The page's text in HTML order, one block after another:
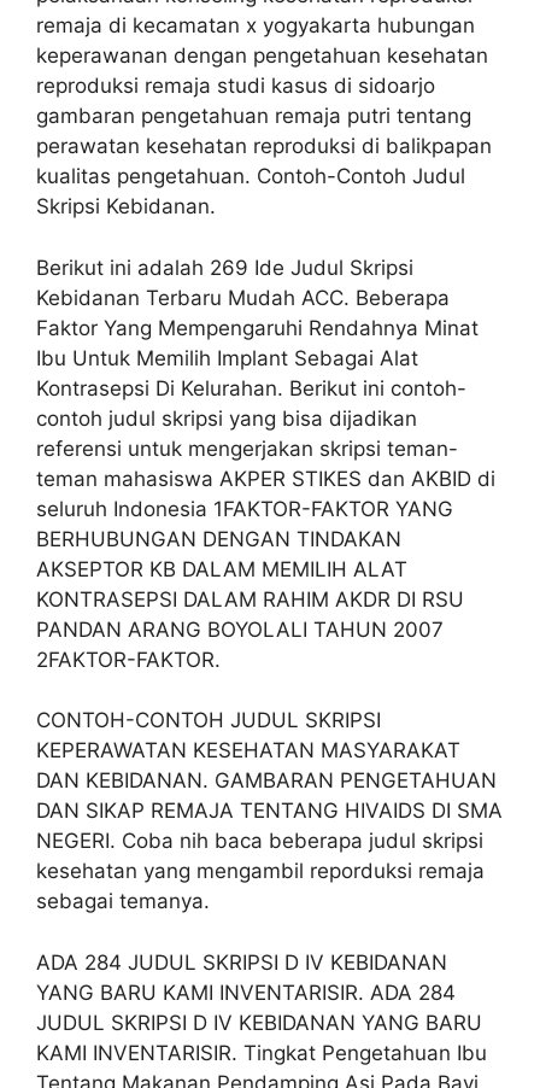
remaja di kecamatan x yogyakarta hubungan
keperawanan dengan pengetahuan kesehatan
reproduksi remaja studi kasus di sidoarjo
gambaran pengetahuan remaja putri tentang
perawatan kesehatan reproduksi di balikpapan
kualitas pengetahuan. Contoh-Contoh Judul
Skripsi Kebidanan.
Berikut ini adalah 269 Ide Judul Skripsi
Kebidanan Terbaru Mudah ACC. Beberapa
Faktor Yang Mempengaruhi Rendahnya Minat
Ibu Untuk Memilih Implant Sebagai Alat
Kontrasepsi Di Kelurahan. Berikut ini contoh-
contoh judul skripsi yang bisa dijadikan
referensi untuk mengerjakan skripsi teman-
teman mahasiswa AKPER STIKES dan AKBID di
seluruh Indonesia 1FAKTOR-FAKTOR YANG
BERHUBUNGAN DENGAN TINDAKAN
AKSEPTOR KB DALAM MEMILIH ALAT
KONTRASEPSI DALAM RAHIM AKDR DI RSU
PANDAN ARANG BOYOLALI TAHUN 2007
2FAKTOR-FAKTOR.
CONTOH-CONTOH JUDUL SKRIPSI
KEPERAWATAN KESEHATAN MASYARAKAT
DAN KEBIDANAN. GAMBARAN PENGETAHUAN
DAN SIKAP REMAJA TENTANG HIVAIDS DI SMA
NEGERI. Coba nih baca beberapa judul skripsi
kesehatan yang mengambil reporduksi remaja
sebagai temanya.
ADA 284 JUDUL SKRIPSI D IV KEBIDANAN
YANG BARU KAMI INVENTARISIR. ADA 284
JUDUL SKRIPSI D IV KEBIDANAN YANG BARU
KAMI INVENTARISIR. Tingkat Pengetahuan Ibu
Tentang Makanan Pendamping Asi Pada Bayi